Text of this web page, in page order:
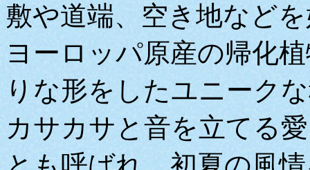
敷や道端、空き地など
ヨーロッパ原産の帰化
りな形をしたユニーク
カサカサと音を立てる